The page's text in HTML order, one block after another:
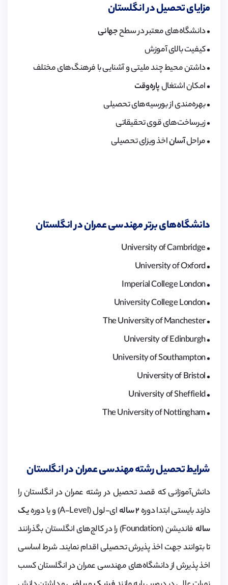
مزایای تحصیل‌ در انگلستان
• دانشگاه‌های معتبر در سطحجهانی
• کیفیت بالای آموزش
• داشتن محیط چند ملیتی و آشنایی با فرهنگ‌های مختلف
• امکان اشتغالپاره‌وقت
• بهره‌مندی از بورسیه‌های تحصیلی
• زیرساخت‌های قوی تحقیقاتی
• مراحلآساناخذ ویزای تحصیلی
دانشگاه‌های برتر مهندسی عمران در انگلستان
• University of Cambridge
• University of Oxford
• Imperial College London
• University College London
• The University of Manchester
• University of Edinburgh
• University of Southampton
• University of Bristol
• University of Sheffield
• The University of Nottingham
شرایط تحصیل رشته مهندسی عمران در انگلستان
دانش‌آموزانی که قصد تحصیل در رشته عمران در انگلستان را
دارند بایستی ابتدا دوره۲ ساله ای-لول (A-Level) و یا دوره
یک
ساله
فاندیشن (Foundation) را در کالج‌های انگلستان بگذرانند
تا بتوانند جهت اخذ پذیرش تحصیلی اقدام نمایند. شرط اساسی
اخذ پذیرش از دانشگاه‌های مهندسی عمران در انگلستان کسب